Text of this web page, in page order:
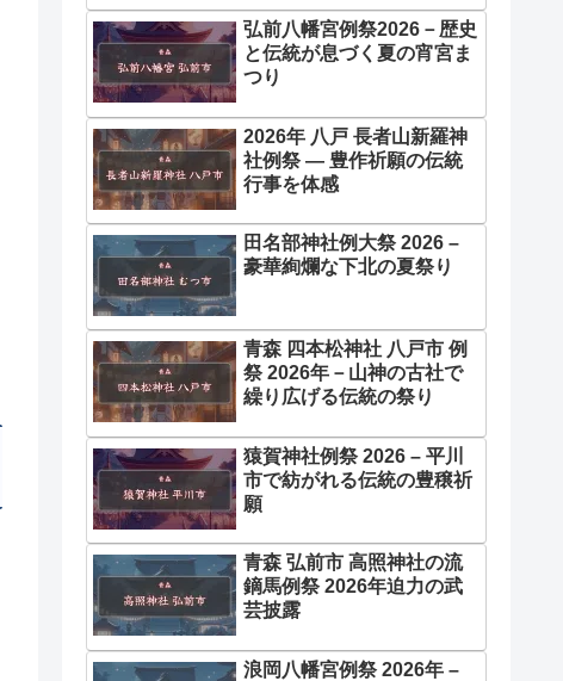
弘前八幡宮例祭2026－歴史
と伝統が息づく夏の宵宮ま
つり
2026年 八戸 長者山新羅神
社例祭 ― 豊作祈願の伝統
行事を体感
田名部神社例大祭 2026 –
豪華絢爛な下北の夏祭り
青森 四本松神社 八戸市 例
祭 2026年－山神の古社で
繰り広げる伝統の祭り
猿賀神社例祭 2026 – 平川
市で紡がれる伝統の豊穣祈
願
青森 弘前市 高照神社の流
鏑馬例祭 2026年迫力の武
芸披露
浪岡八幡宮例祭 2026年 –